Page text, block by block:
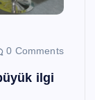
0 Comments
ilgi